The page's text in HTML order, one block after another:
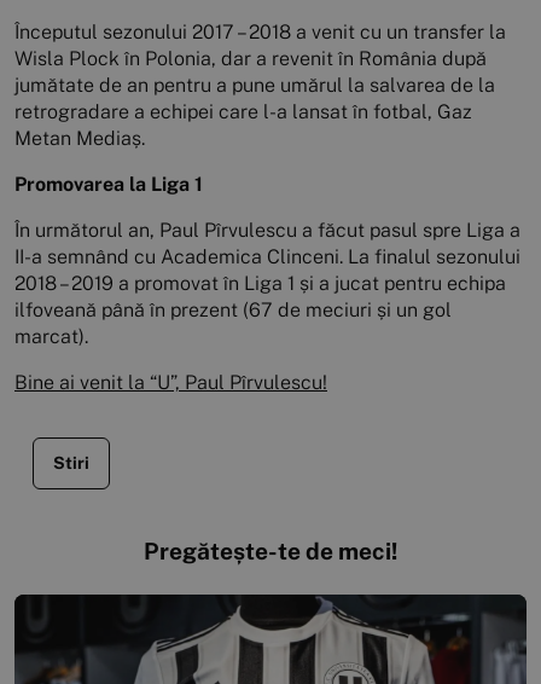
Începutul sezonului 2017 – 2018 a venit cu un transfer la
Wisla Plock în Polonia, dar a revenit în România după
jumătate de an pentru a pune umărul la salvarea de la
retrogradare a echipei care l-a lansat în fotbal, Gaz
Metan Mediaș.
Promovarea la Liga 1
În următorul an, Paul Pîrvulescu a făcut pasul spre Liga a
II-a semnând cu Academica Clinceni. La finalul sezonului
2018 – 2019 a promovat în Liga 1 și a jucat pentru echipa
ilfoveană până în prezent (67 de meciuri și un gol
marcat).
Bine ai venit la “U”, Paul Pîrvulescu!
Stiri
Pregătește-te de meci!